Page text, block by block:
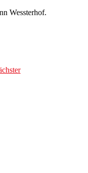
Wessterhof.